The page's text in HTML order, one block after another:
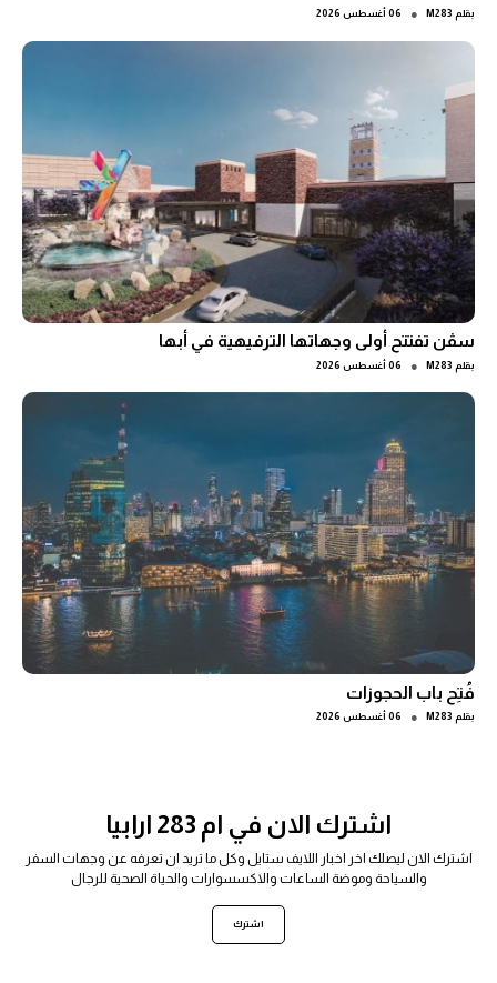
بقلم M283
● 06 أغسطس 2026
سڤن تفتتح أولى وجهاتها الترفيهية في أبها
بقلم M283
● 06 أغسطس 2026
فُتِح باب الحجوزات
بقلم M283
● 06 أغسطس 2026
اشترك الان في ام 283 ارابيا
اشترك الان ليصلك اخر اخبار اللايف ستايل وكل ما تريد ان تعرفه عن وجهات السفر
والسياحة وموضة الساعات والاكسسوارات والحياة الصحية للرجال
اشترك